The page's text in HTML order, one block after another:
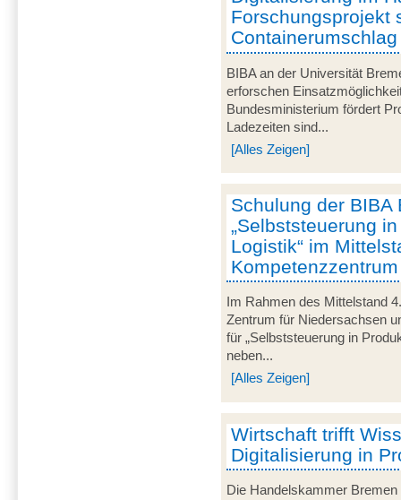
Forschungsprojekt
BIBA an der Universität
erforschen
Bundesministerium fördert
Ladezeiten sind...
[Alles Zeigen]
Schulung der BIBA
„Selbststeuerung
Logistik“ im
Im Rahmen des Mittelstand
Zentrum für Niedersachsen
für „Selbststeuerung in
neben...
[Alles Zeigen]
Wirtschaft trifft
Digitalisierung in
Die Handelskammer